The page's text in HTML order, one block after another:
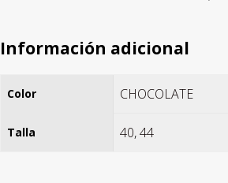
Información adicional
Color CHOCOLATE
Talla 40,44